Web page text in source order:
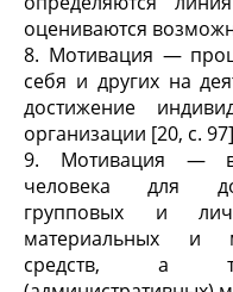
оцениваются
8. Мотивация —
себя и других на
достижение
организации [20, с.
9. Мотивация —
человека для
групповых и
материальных и
средств, а